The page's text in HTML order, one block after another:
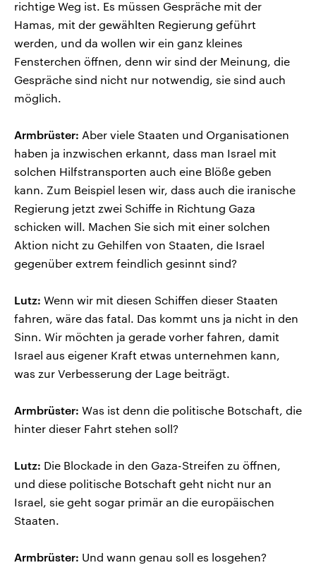
richtige Weg ist. Es müssen Gespräche mit der
Hamas, mit der gewählten Regierung geführt
werden, und da wollen wir ein ganz kleines
Fensterchen öffnen, denn wir sind der Meinung, die
Gespräche sind nicht nur notwendig, sie sind auch
möglich.
Armbrüster: Aber viele Staaten und Organisationen
haben ja inzwischen erkannt, dass man Israel mit
solchen Hilfstransporten auch eine Blöße geben
kann. Zum Beispiel lesen wir, dass auch die iranische
Regierung jetzt zwei Schiffe in Richtung Gaza
schicken will. Machen Sie sich mit einer solchen
Aktion nicht zu Gehilfen von Staaten, die Israel
gegenüber extrem feindlich gesinnt sind?
Lutz: Wenn wir mit diesen Schiffen dieser Staaten
fahren, wäre das fatal. Das kommt uns ja nicht in den
Sinn. Wir möchten ja gerade vorher fahren, damit
Israel aus eigener Kraft etwas unternehmen kann,
was zur Verbesserung der Lage beiträgt.
Armbrüster: Was ist denn die politische Botschaft, die
hinter dieser Fahrt stehen soll?
Lutz: Die Blockade in den Gaza-Streifen zu öffnen,
und diese politische Botschaft geht nicht nur an
Israel, sie geht sogar primär an die europäischen
Staaten.
Armbrüster: Und wann genau soll es losgehen?